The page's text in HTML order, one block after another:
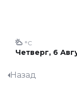
Четверг, 6
°C
Назад